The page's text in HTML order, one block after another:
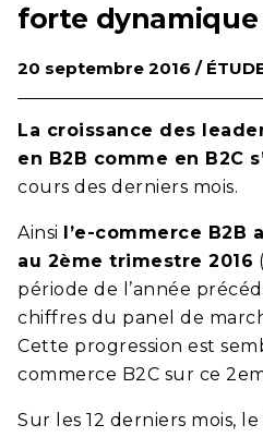
forte dynamique
20 septembre 2016 /
La croissance des
en B2B comme en B2C
cours des derniers mois.
Ainsi l’e-commerce B2B
au 2ème trimestre 2016
période de l’année
chiffres du panel de
Cette progression est
commerce B2C sur ce
Sur les 12 derniers mois,